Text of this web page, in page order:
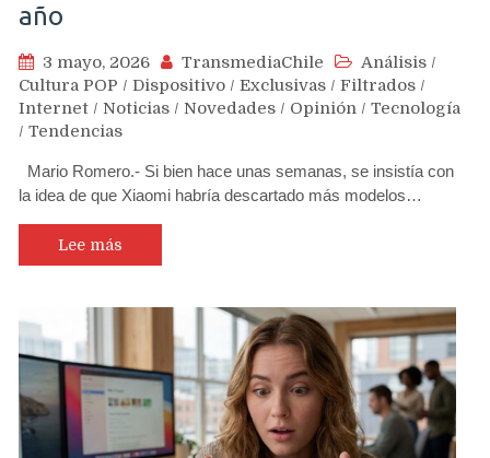
año
3 mayo, 2026 TransmediaChile Análisis /
Cultura POP / Dispositivo / Exclusivas / Filtrados /
Internet / Noticias / Novedades / Opinión / Tecnología
/ Tendencias
Mario Romero.- Si bien hace unas semanas, se insistía con
la idea de que Xiaomi habría descartado más modelos…
Lee más